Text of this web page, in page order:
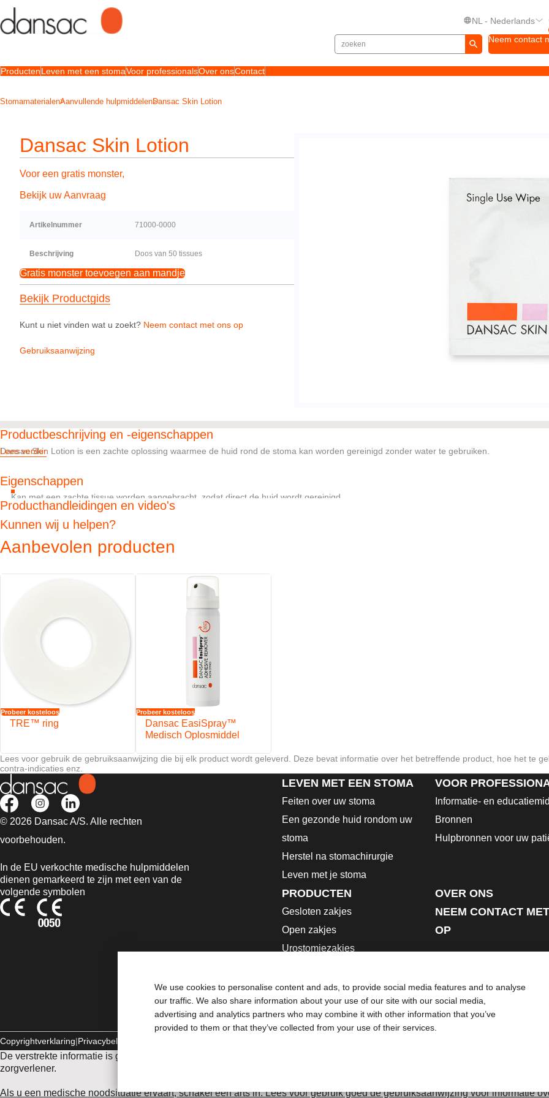
We use cookies to personalise content and ads, to provide social media features and to analyse
our traffic. We also share information about your use of our site with our social media,
advertising and analytics partners who may combine it with other information that you’ve
provided to them or that they’ve collected from your use of their services.
NL - Nederlands
Neem contact
ProductenLeven met een stomaVoor professionalsOver onsContact
StomamaterialenAanvullende hulpmiddelenDansac Skin Lotion
Dansac Skin Lotion
Voor een gratis monster,
Bekijk uw Aanvraag
Artikelnummer 71000-0000
Beschrijving Doos van 50 tissues
Gratis monster toevoegen aan mandje
Bekijk Productgids
Kunt u niet vinden wat u zoekt? Neem contact met ons op
Gebruiksaanwijzing
Productbeschrijving en -eigenschappen
Dansac Skin Lotion is een zachte oplossing waarmee de huid rond de stoma kan worden gereinigd zonder water te gebruiken.
Eigenschappen
Kan met een zachte tissue worden aangebracht, zodat direct de huid wordt gereinigd
Beschikbaar in een fles van 50 ml of 200 ml, of als afzonderlijk verpakte vochtige tissues
Lees verder
Producthandleidingen en video's
Kunnen wij u helpen?
Aanbevolen producten
Probeer kosteloos
TRE™ ring
Probeer kosteloos
Dansac EasiSpray™
Medisch Oplosmiddel
Lees voor gebruik de gebruiksaanwijzing die bij elk product wordt geleverd. Deze bevat informatie over het betreffende product, hoe het te
contra-indicaties enz.
© 2026 Dansac A/S. Alle rechten
voorbehouden.
In de EU verkochte medische hulpmiddelen
dienen gemarkeerd te zijn met een van de
volgende symbolen
LEVEN MET EEN STOMA
Feiten over uw stoma
Een gezonde huid rondom uw
stoma
Herstel na stomachirurgie
Leven met je stoma
VOOR
Informatie- en
Bronnen
Hulpbronnen voor uw
PRODUCTEN
Gesloten zakjes
Open zakjes
Urostomiezakjes
Hulpmiddelen
Gebruiksaanwijzing
Veiligheidsgegevensbladen
OVER ONS
NEEM CONTACT
OP
Copyrightverklaring Privacybeleid
De verstrekte informatie is geen medisch advies en is niet bedoeld als vervanging voor het advies van uw eigen arts of andere
zorgverlener.
Als u een medische noodsituatie ervaart, schakel een arts in. Lees voor gebruik goed de gebruiksaanwijzing voor informatie